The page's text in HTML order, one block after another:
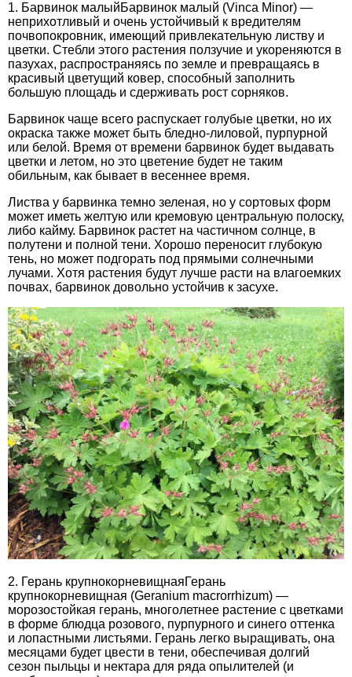
1. Барвинок малыйБарвинок малый (Vinca Minor) —
неприхотливый и очень устойчивый к вредителям
почвопокровник, имеющий привлекательную листву и
цветки. Стебли этого растения ползучие и укореняются в
пазухах, распространяясь по земле и превращаясь в
красивый цветущий ковер, способный заполнить
большую площадь и сдерживать рост сорняков.
Барвинок чаще всего распускает голубые цветки, но их
окраска также может быть бледно-лиловой, пурпурной
или белой. Время от времени барвинок будет выдавать
цветки и летом, но это цветение будет не таким
обильным, как бывает в весеннее время.
Листва у барвинка темно зеленая, но у сортовых форм
может иметь желтую или кремовую центральную полоску,
либо кайму. Барвинок растет на частичном солнце, в
полутени и полной тени. Хорошо переносит глубокую
тень, но может подгорать под прямыми солнечными
лучами. Хотя растения будут лучше расти на влагоемких
почвах, барвинок довольно устойчив к засухе.
2. Герань крупнокорневищнаяГерань
крупнокорневищная (Geranium macrorrhizum) —
морозостойкая герань, многолетнее растение с цветками
в форме блюдца розового, пурпурного и синего оттенка
и лопастными листьями. Герань легко выращивать, она
месяцами будет цвести в тени, обеспечивая долгий
сезон пыльцы и нектара для ряда опылителей (и